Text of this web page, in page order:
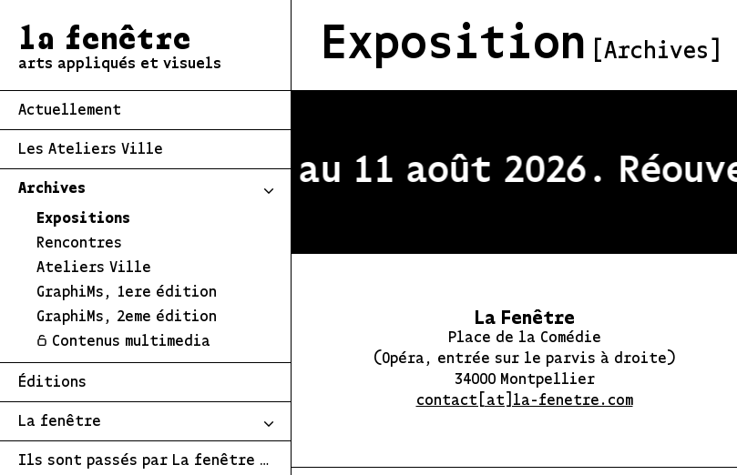
la fenêtre
arts appliqués et visuels
Actuellement
Les Ateliers Ville
Archives
Expositions
Rencontres
Ateliers Ville
GraphiMs, 1ere édition
GraphiMs, 2eme édition
Contenus multimedia
Éditions
La fenêtre
Ils sont passés par La fenêtre …
Exposition [Archives]
du 2 au 11 août 2026.
La Fenêtre
Place de la Comédie
(Opéra, entrée sur le parvis à droite)
34000 Montpellier
contact[at]la-fenetre.com